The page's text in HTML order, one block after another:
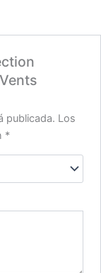
publicada. Los
*